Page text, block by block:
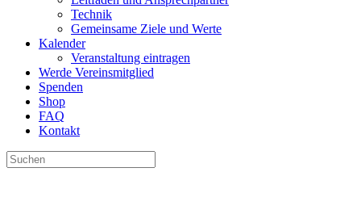
Technik
Gemeinsame Ziele und Werte
Kalender
Veranstaltung eintragen
Werde Vereinsmitglied
Spenden
Shop
FAQ
Kontakt
Suchen
nach: